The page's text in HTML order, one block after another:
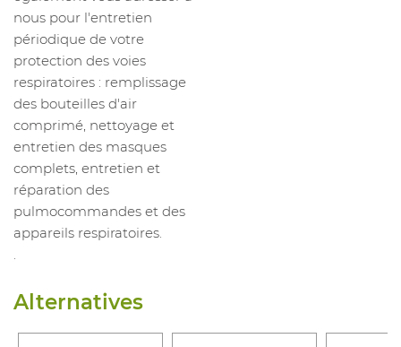
nous pour l'entretien
périodique de votre
protection des voies
respiratoires : remplissage
des bouteilles d'air
comprimé, nettoyage et
entretien des masques
complets, entretien et
réparation des
pulmocommandes et des
appareils respiratoires.
.
Alternatives